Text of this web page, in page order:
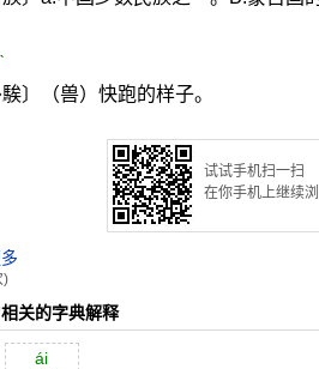
（兽）快跑的样子。
试试手机扫一扫
在你手机上继续
)
关的字典解释
ái